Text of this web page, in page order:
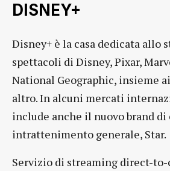
DISNEY+
Disney+ è la casa dedicata allo
spettacoli di Disney, Pixar,
National Geographic, insieme
altro. In alcuni mercati
include anche il nuovo brand
intrattenimento generale, Star.
Servizio di streaming direct-to-